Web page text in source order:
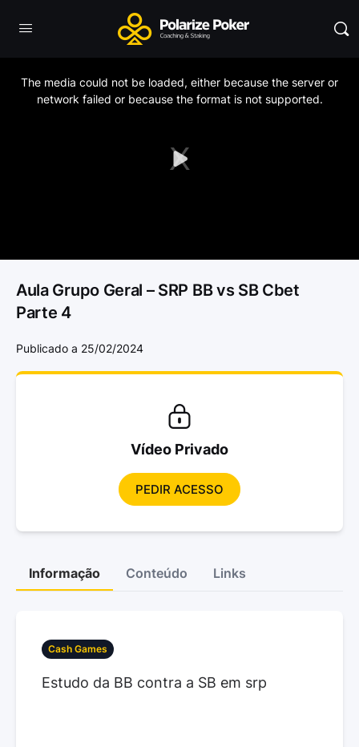
Play
The media could not be loaded, either because the server or
network failed or because the format is not supported.
Aula Grupo Geral – SRP BB vs SB Cbet
Parte 4
Publicado a 25/02/2024
Vídeo Privado
PEDIR ACESSO
Informação Conteúdo Links
Cash Games
Estudo da BB contra a SB em srp